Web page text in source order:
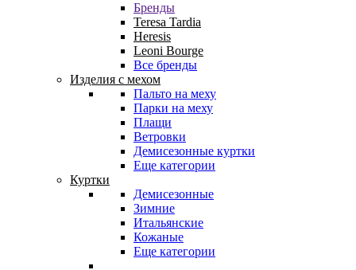
Бренды
Teresa Tardia
Heresis
Leoni Bourge
Все бренды
Изделия с мехом
Пальто на меху
Парки на меху
Плащи
Ветровки
Демисезонные куртки
Еще категории
Куртки
Демисезонные
Зимние
Итальянские
Кожаные
Еще категории